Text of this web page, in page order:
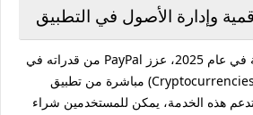
وإدارة الأصول في التطبيق
استجابة للتوجهات العالمية في عام 2025، عزز PayPal من قدراته في
إدارة "العملات الرقمية" (Cryptocurrencies) مباشرة من تطبيق
تدعم هذه الخدمة، يمكن للمستخدمين شراء